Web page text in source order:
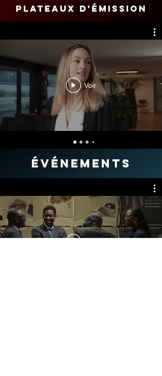
plateaux d'émission
Voir
événements